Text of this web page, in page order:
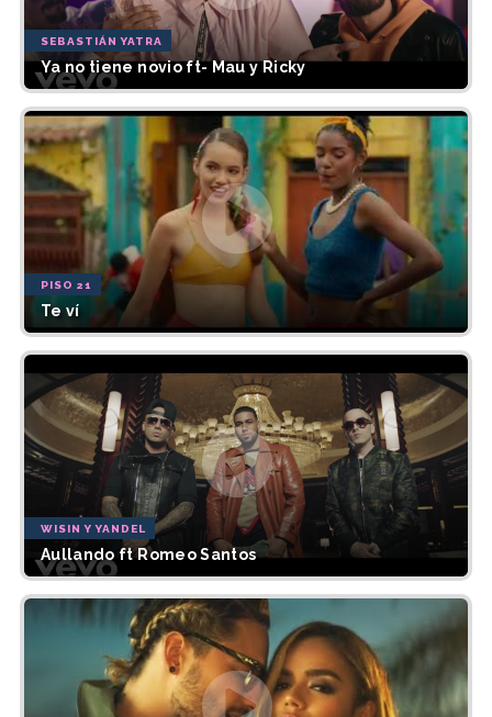
SEBASTIÁN YATRA
Ya no tiene novio ft- Mau y Ricky
PISO 21
Te ví
WISIN Y YANDEL
Aullando ft Romeo Santos